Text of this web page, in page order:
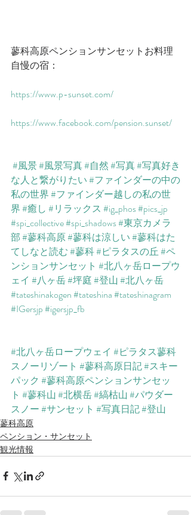
蓼科高原ペンションサンセットお料理
自慢の宿：
https://www.p-sunset.com/​​
https://www.facebook.com/pension.sunset/​
#風景#風景写真#自然#写真#写真好き
な人と繋がりたい#ファインダーの中の
私の世界#ファインダー越しの私の世
界#癒し #リラックス #ig_phos#pics_jp
#spi_collective#spi_shadows#東京カメラ
部#蓼科高原#蓼科は涼しい#蓼科はた
てしなと読む#蓼科#ピラタスの丘#ペ
ンションサンセット #北八ヶ岳ロープウ
ェイ #八ヶ岳#坪庭#登山#北八ヶ岳
#tateshinakogen#tateshina#tateshinagram
#IGersjp#igersjp_fb
#北八ヶ岳ロープウェイ #ピラタス蓼科
スノーリゾート #蓼科高原日記#スキー
パック #蓼科高原ペンションサンセッ
ト #蓼科山#北横岳#縞枯山#パウダー
スノー#サンセット #写真日記#登山
蓼科高原
ペンション・サンセット
観光情報